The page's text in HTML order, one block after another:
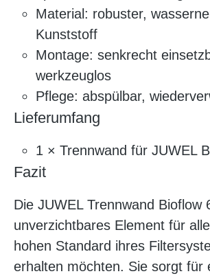
Material: robuster,
Kunststoff
Montage: senkrecht
werkzeuglos
Pflege: abspülbar,
Lieferumfang
1 × Trennwand für JUWEL
Fazit
Die JUWEL Trennwand Bioflow
unverzichtbares Element für
hohen Standard ihres
erhalten möchten. Sie sorgt für